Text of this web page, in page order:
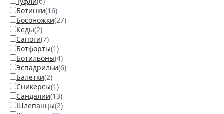
Ботинки(16)
Босоножки(27)
Кеды(2)
Сапоги(7)
Ботфорты(1)
Ботильоны(4)
Эспадрильи(6)
Балетки(2)
Сникерсы(1)
Сандалии(13)
Шлепанцы(2)